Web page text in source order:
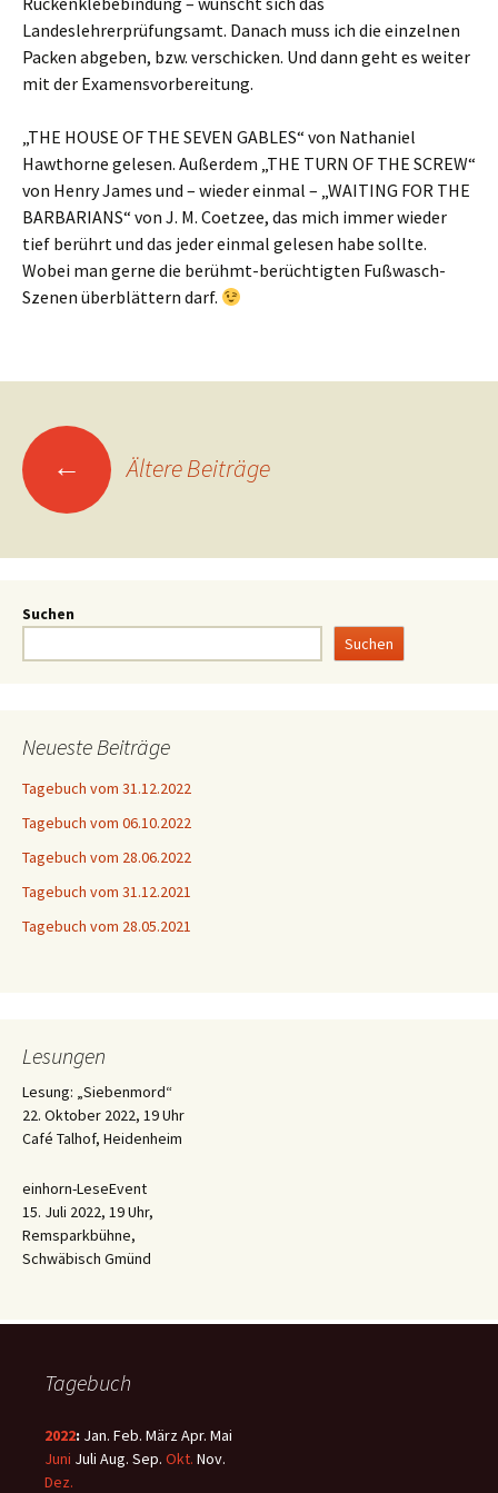
Landeslehrerprüfungsamt. Danach muss ich die einzelnen
Packen abgeben, bzw. verschicken. Und dann geht es weiter
mit der Examensvorbereitung.
„THE HOUSE OF THE SEVEN GABLES“ von Nathaniel
Hawthorne gelesen. Außerdem „THE TURN OF THE SCREW“
von Henry James und – wieder einmal – „WAITING FOR THE
BARBARIANS“ von J. M. Coetzee, das mich immer wieder
tief berührt und das jeder einmal gelesen habe sollte.
Wobei man gerne die berühmt-berüchtigten Fußwasch-
Szenen überblättern darf.
← Ältere Beiträge
Suchen
Suchen
Neueste Beiträge
Tagebuch vom 31.12.2022
Tagebuch vom 06.10.2022
Tagebuch vom 28.06.2022
Tagebuch vom 31.12.2021
Tagebuch vom 28.05.2021
Lesungen
Lesung: „Siebenmord“
22. Oktober 2022, 19 Uhr
Café Talhof, Heidenheim
einhorn-LeseEvent
15. Juli 2022, 19 Uhr,
Remsparkbühne,
Schwäbisch Gmünd
Tagebuch
2022: Jan. Feb. MärzApr. Mai
Juni Juli Aug. Sep. Okt. Nov.
Dez.